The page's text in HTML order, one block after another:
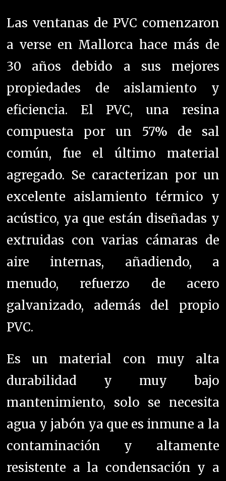
Las ventanas de PVC comenzaron
a verse en Mallorca hace más de
30 años debido a sus mejores
propiedades de aislamiento y
eficiencia. El PVC, una resina
compuesta por un 57% de sal
común, fue el último material
agregado. Se caracterizan por un
excelente aislamiento térmico y
acústico, ya que están diseñadas y
extruidas con varias cámaras de
aire internas, añadiendo, a
menudo, refuerzo de acero
galvanizado, además del propio
PVC.
Es un material con muy alta
durabilidad y muy bajo
mantenimiento, solo se necesita
agua y jabón ya que es inmune a la
contaminación y altamente
resistente a la condensación y a